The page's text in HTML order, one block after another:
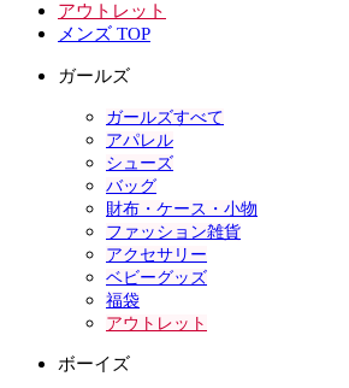
アウトレット
メンズ TOP
ガールズ
ガールズすべて
アパレル
シューズ
バッグ
財布・ケース・小物
ファッション雑貨
アクセサリー
ベビーグッズ
福袋
アウトレット
ボーイズ